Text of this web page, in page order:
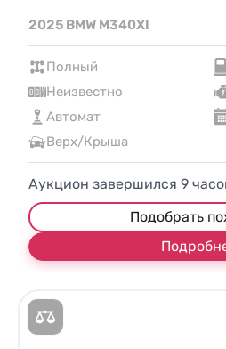
2025 BMW M340XI
Полный
Неизвестно
Автомат
Верх/Крыша
Аукцион завершился 9
Подобрать